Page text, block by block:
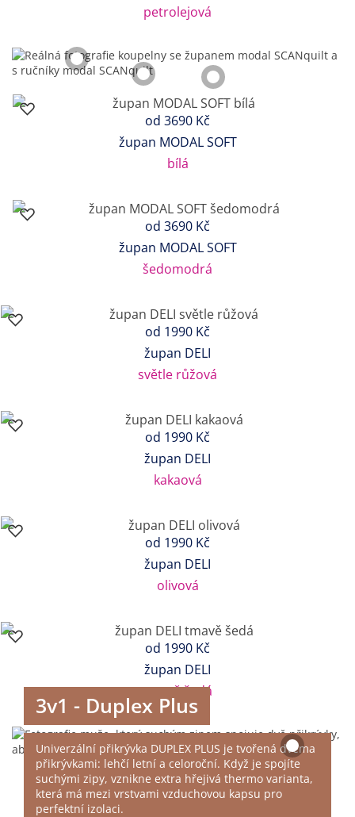
petrolejová
od 3690 Kč
župan MODAL SOFT
bílá
od 3690 Kč
župan MODAL SOFT
šedomodrá
od 1990 Kč
župan DELI
světle růžová
od 1990 Kč
župan DELI
kakaová
od 1990 Kč
župan DELI
olivová
od 1990 Kč
župan DELI
tmavě šedá
3v1 - Duplex Plus
Univerzální přikrývka DUPLEX PLUS je tvořená dvěma
přikrývkami: lehčí letní a celoroční. Když je spojíte
suchými zipy, vznikne extra hřejivá thermo varianta,
která má mezi vrstvami vzduchovou kapsu pro
perfektní izolaci.